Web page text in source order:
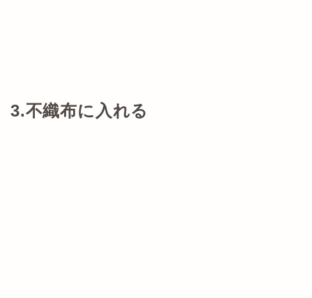
3.不織布に入れる